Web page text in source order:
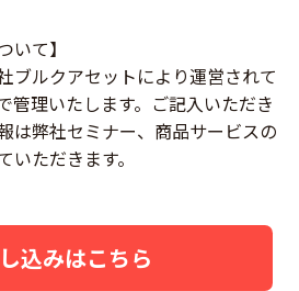
いて】
ブルクアセットにより運営されて
管理いたします。ご記入いただき
は弊社セミナー、商品サービスの
ただきます。
込みはこちら